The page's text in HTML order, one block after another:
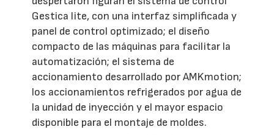
Gestica lite, con una interfaz simplificada y
panel de control optimizado; el diseño
compacto de las máquinas para facilitar la
automatización; el sistema de
accionamiento desarrollado por AMKmotion;
los accionamientos refrigerados por agua de
la unidad de inyección y el mayor espacio
disponible para el montaje de moldes.